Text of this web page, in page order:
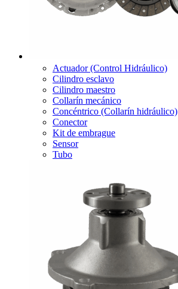
Actuador (Control Hidráulico)
Cilindro esclavo
Cilindro maestro
Collarín mecánico
Concéntrico (Collarín hidráulico)
Conector
Kit de embrague
Sensor
Tubo